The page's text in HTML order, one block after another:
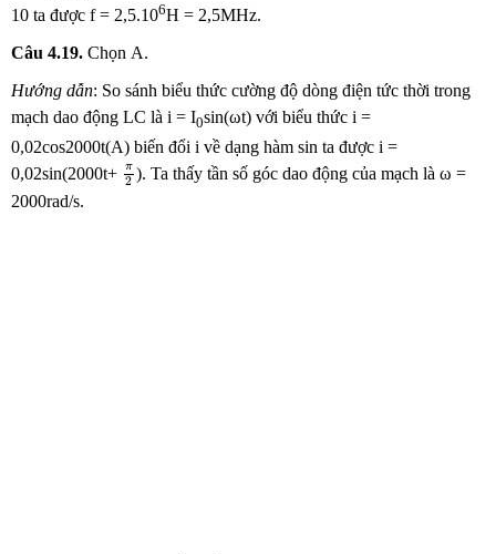
10 ta được f = 2,5.106H = 2,5MHz.
Câu 4.19. Chọn A.
Hướng dẫn: So sánh biểu thức cường độ dòng điện tức thời trong
mạch dao động LC là i = I0sin(ωt) với biểu thức i =
0,02cos2000t(A) biến đổi i về dạng hàm sin ta được i =
0,02sin(2000t+
π
2
π2). Ta thấy tần số góc dao động của mạch là ω =
2000rad/s.